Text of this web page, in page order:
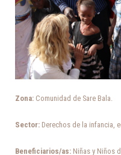
Zona: Comunidad de Sare Bala.
Sector: Derechos de la infancia,
Beneficiarios/as: Niñas y Niños